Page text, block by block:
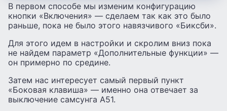
В первом способе мы изменим конфигурацию
кнопки «Включения» — сделаем так как это было
раньше, пока не было этого навязчивого «Биксби».
Для этого идем в настройки и скролим вниз пока
не найдем параметр «Дополнительные функции» —
он примерно по средине.
Затем нас интересует самый первый пункт
«Боковая клавиша» — именно она отвечает за
выключение самсунга А51.